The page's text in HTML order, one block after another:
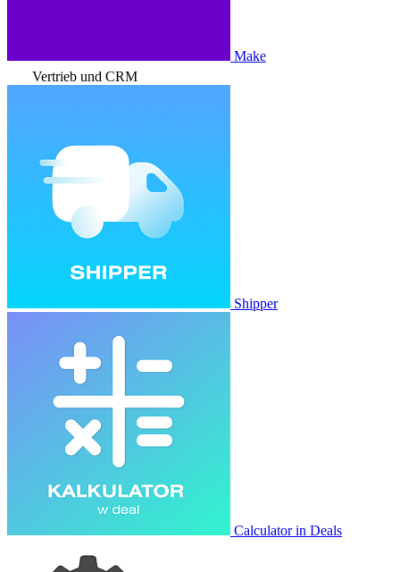
Make
Vertrieb und CRM
Shipper
Calculator in Deals